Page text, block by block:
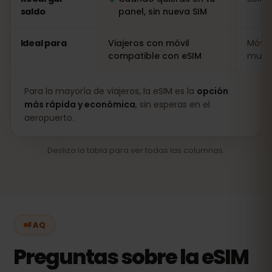
saldo
panel, sin nueva SIM
Ideal para
Viajeros con móvil
compatible con eSIM
muy
Para la mayoría de viajeros, la eSIM es la opción
más rápida y económica, sin esperas en el
aeropuerto.
Desliza la tabla para ver todas las columnas.
FAQ
Preguntas sobre la eSIM